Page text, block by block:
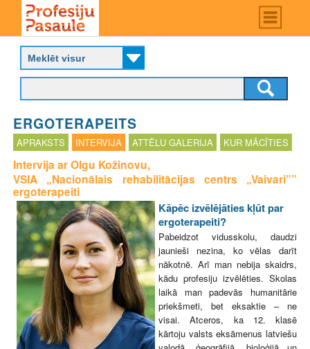
main
content
Main
menu
P
o
f
e
i
j
u
p
a
s
a
u
l
ERGOTERAPEITS
APRAKSTS INTERVIJA ATTĒLU GALERIJA KUR MĀCĪTIES
Intervija ar Olgu Kožinovu,
VSIA „Nacionālais rehabilitācijas centrs „Vaivari””
ergoterapeiti
Kāpēc izvēlējāties kļūt par
ergoterapeiti?
Pabeidzot vidusskolu, daudzi
jaunieši nezina, ko vēlas darīt
nākotnē. Arī man nebija skaidrs,
kādu profesiju izvēlēties. Skolas
laikā man padevās humanitārie
priekšmeti, bet eksaktie – ne
visai. Atceros, ka 12. klasē
kārtoju valsts eksāmenus latviešu